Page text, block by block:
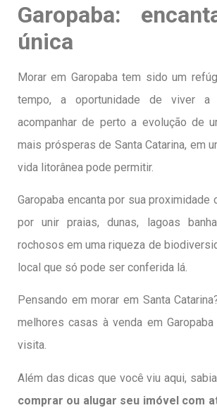
Garopaba:
única
Morar em Garopaba tem sido um
tempo, a oportunidade de viver a
acompanhar de perto a evolução de
mais prósperas de Santa Catarina, em
vida litorânea pode permitir.
Garopaba encanta por sua proximidade
por unir praias, dunas, lagoas
rochosos em uma riqueza de
local que só pode ser conferida lá.
Pensando em morar em Santa
melhores casas à venda em
visita.
Além das dicas que você viu aqui,
comprar ou alugar seu imóvel com